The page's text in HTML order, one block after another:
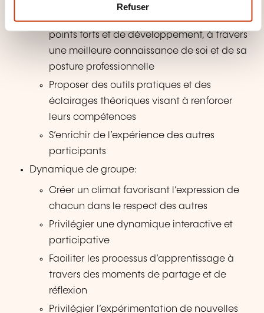
n
Refuser
Permettre aux participants d’identifier leurs
points forts et de développement, à travers
une meilleure connaissance de soi et de sa
posture professionnelle
Proposer des outils pratiques et des
éclairages théoriques visant à renforcer
leurs compétences
S’enrichir de l’expérience des autres
participants
Dynamique de groupe:
Créer un climat favorisant l’expression de
chacun dans le respect des autres
Privilégier une dynamique interactive et
participative
Faciliter les processus d’apprentissage à
travers des moments de partage et de
réflexion
Privilégier l’expérimentation de nouvelles